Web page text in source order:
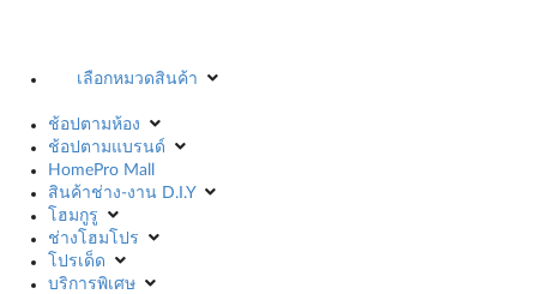
เลือกหมวดสินค้า
ช้อปตามห้อง
ช้อปตามแบรนด์
HomePro Mall
สินค้าช่าง-งาน D.I.Y
โฮมกูรู
ช่างโฮมโปร
โปรเด็ด
บริการพิเศษ